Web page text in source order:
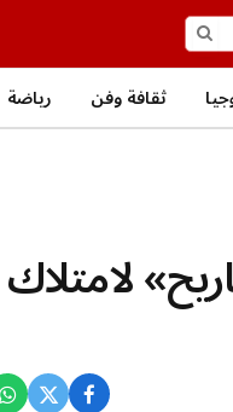
ثقافة وفن رياضة
لامتلاك